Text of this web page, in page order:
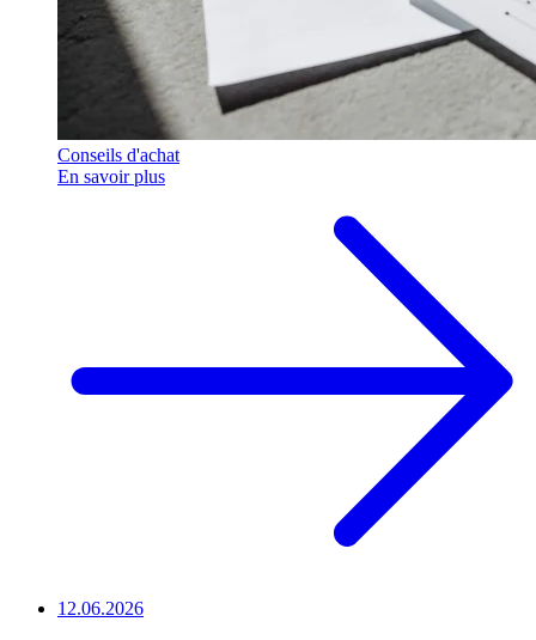
Conseils d'achat
En savoir plus
12.06.2026